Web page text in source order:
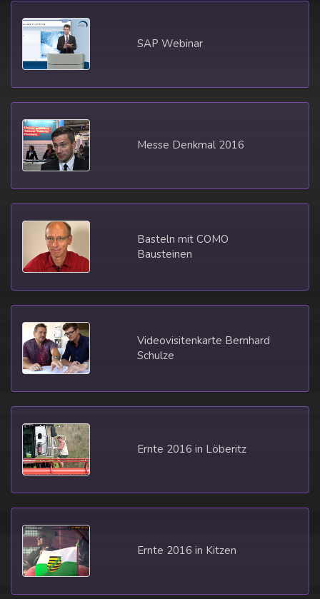
SAP Webinar
Messe Denkmal 2016
Basteln mit COMO
Bausteinen
Videovisitenkarte Bernhard
Schulze
Ernte 2016 in Löberitz
Ernte 2016 in Kitzen